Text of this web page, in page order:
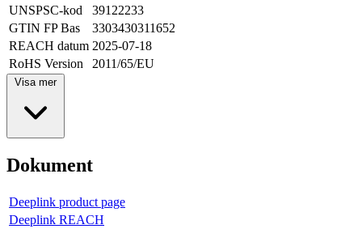
UNSPSC-kod
39122233
GTIN FP Bas
3303430311652
REACH datum 2025-07-18
RoHS Version
2011/65/EU
Visa mer
Dokument
Deeplink product page
Deeplink REACH